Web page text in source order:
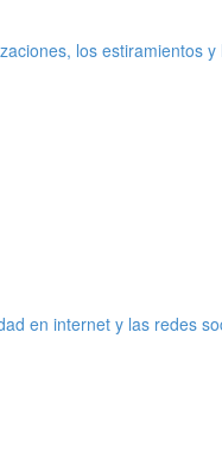
los estiramientos
en internet y las redes